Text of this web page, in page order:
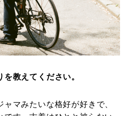
教えてください。
マみたいな格好が好きで、